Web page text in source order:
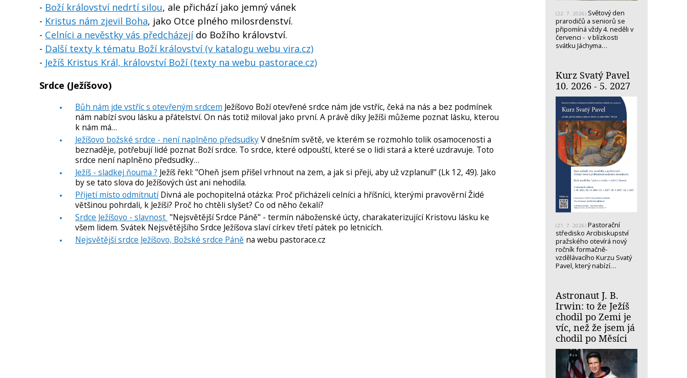
- Boží království nedrtí silou, ale přichází jako jemný vánek
- Kristus nám zjevil Boha, jako Otce plného milosrdenství.
- Celníci a nevěstky vás předcházejído Božího království.
- Další texty k tématu Boží království (v katalogu webu vira.cz)
- Ježíš Kristus Král, království Boží (texty na webu pastorace.cz)
Srdce (Ježíšovo)
Bůh nám jde vstříc s otevřeným srdcem Ježíšovo Boží otevřené srdce nám jde vstříc, čeká na nás a bez podmínek
nám nabízí svou lásku a přátelství. On nás totiž miloval jako první. A právě díky Ježíši můžeme poznat lásku, kterou
k nám má…
Ježíšovo božské srdce - není naplněno předsudkyV dnešním světě, ve kterém se rozmohlo tolik osamocenosti a
beznaděje, potřebují lidé poznat Boží srdce. To srdce, které odpouští, které se o lidi stará a které uzdravuje. Toto
srdce není naplněno předsudky…
Ježíš - sladkej ňouma ? Ježíš řekl: "Oheň jsem přišel vrhnout na zem, a jak si přeji, aby už vzplanul!" (Lk 12, 49). Jako
by se tato slova do Ježíšových úst ani nehodila.
Přijetí místo odmítnutíDivná ale pochopitelná otázka: Proč přicházeli celníci a hříšníci, kterými pravověrní Židé
většinou pohrdali, k Ježíši? Proč ho chtěli slyšet? Co od něho čekali?
Srdce Ježíšovo - slavnost "Nejsvětější Srdce Páně" - termín náboženské úcty, charakaterizující Kristovu lásku ke
všem lidem. Svátek Nejsvětějšího Srdce Ježíšova slaví církev třetí pátek po letnicích.
Nejsvětější srdce Ježíšovo, Božské srdce Páně na webu pastorace.cz
(22. 7. 2026) Světový den
prarodičů a seniorů se
připomíná vždy 4. neděli v
červenci - v blízkosti
svátku Jáchyma…
Kurz Svatý Pavel
10. 2026 - 5. 2027
(21. 7. 2026) Pastorační
středisko Arcibiskupství
pražského otevírá nový
ročník formačně-
vzdělávacího Kurzu Svatý
Pavel, který nabízí…
Astronaut J. B.
Irwin: to že Ježíš
chodil po Zemi je
víc, než že jsem já
chodil po Měsíci